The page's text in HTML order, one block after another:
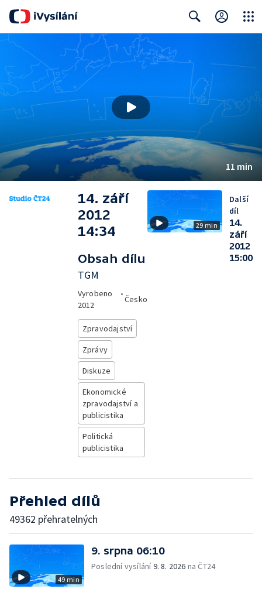
11 min
14. září
2012
14:34
Obsah dílu
TGM
Vyrobeno
2012
•
Česko
Zpravodajství
Zprávy
Diskuze
Ekonomické
zpravodajství a
publicistika
Politická
publicistika
29 min
Další
díl
14.
září
2012
15:00
Přehled dílů
49362 přehratelných
49 min
9. srpna 06:10
Poslední vysílání9. 8. 2026 na ČT24